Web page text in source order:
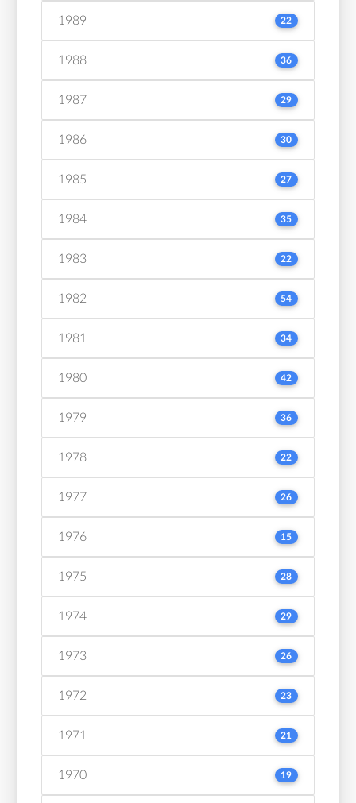
1989 22
1988 36
1987 29
1986 30
1985 27
1984 35
1983 22
1982 54
1981 34
1980 42
1979 36
1978 22
1977 26
1976 15
1975 28
1974 29
1973 26
1972 23
1971 21
1970 19